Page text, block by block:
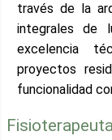
través de la
integrales de
excelencia
proyectos
funcionalidad
Fisioterapeuta